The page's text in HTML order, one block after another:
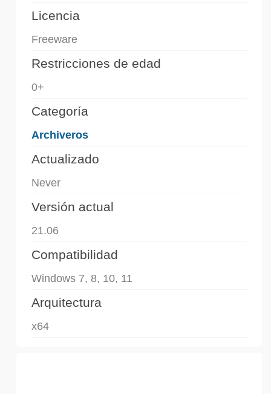
Licencia
Freeware
Restricciones de edad
0+
Categoría
Archiveros
Actualizado
Never
Versión actual
21.06
Compatibilidad
Windows 7, 8, 10, 11
Arquitectura
x64